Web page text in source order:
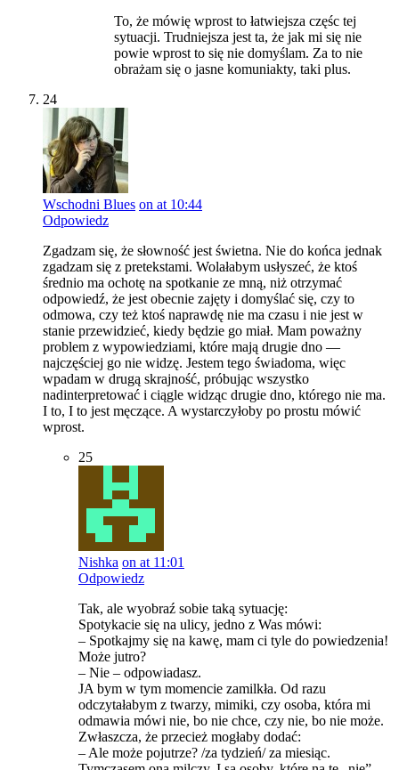
To, że mówię wprost to łatwiejsza częśc tej
sytuacji. Trudniejsza jest ta, że jak mi się nie
powie wprost to się nie domyślam. Za to nie
obrażam się o jasne komuniakty, taki plus.
24
Wschodni Blues on at 10:44
Odpowiedz
Zgadzam się, że słowność jest świetna. Nie do końca jednak
zgadzam się z pretekstami. Wolałabym usłyszeć, że ktoś
średnio ma ochotę na spotkanie ze mną, niż otrzymać
odpowiedź, że jest obecnie zajęty i domyślać się, czy to
odmowa, czy też ktoś naprawdę nie ma czasu i nie jest w
stanie przewidzieć, kiedy będzie go miał. Mam poważny
problem z wypowiedziami, które mają drugie dno —
najczęściej go nie widzę. Jestem tego świadoma, więc
wpadam w drugą skrajność, próbując wszystko
nadinterpretować i ciągle widząc drugie dno, którego nie ma.
I to, I to jest męczące. A wystarczyłoby po prostu mówić
wprost.
25
Nishka on at 11:01
Odpowiedz
Tak, ale wyobraź sobie taką sytuację:
Spotykacie się na ulicy, jedno z Was mówi:
– Spotkajmy się na kawę, mam ci tyle do powiedzenia!
Może jutro?
– Nie – odpowiadasz.
JA bym w tym momencie zamilkła. Od razu
odczytałabym z twarzy, mimiki, czy osoba, która mi
odmawia mówi nie, bo nie chce, czy nie, bo nie może.
Zwłaszcza, że przecież mogłaby dodać:
– Ale może pojutrze? /za tydzień/ za miesiąc.